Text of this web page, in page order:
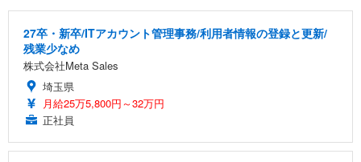
27卒・新卒/ITアカウント管理事務/利用者情報の登録と更新/
残業少なめ
株式会社Meta Sales
埼玉県
月給25万5,800円～32万円
正社員